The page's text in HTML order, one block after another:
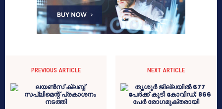
PREVIOUS ARTICLE NEXT ARTICLE